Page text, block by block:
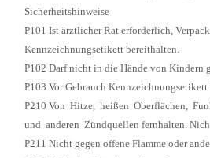
Sicherheitshinweise
P101 Ist ärztlicher Rat erforderlich,
Kennzeichnungsetikett bereithalten.
P102 Darf nicht in die Hände von Kindern
P103 Vor Gebrauch Kennzeichnungsetikett
P210 Von Hitze, heißen Oberflächen,
und anderen Zündquellen fernhalten.
P211 Nicht gegen offene Flamme oder